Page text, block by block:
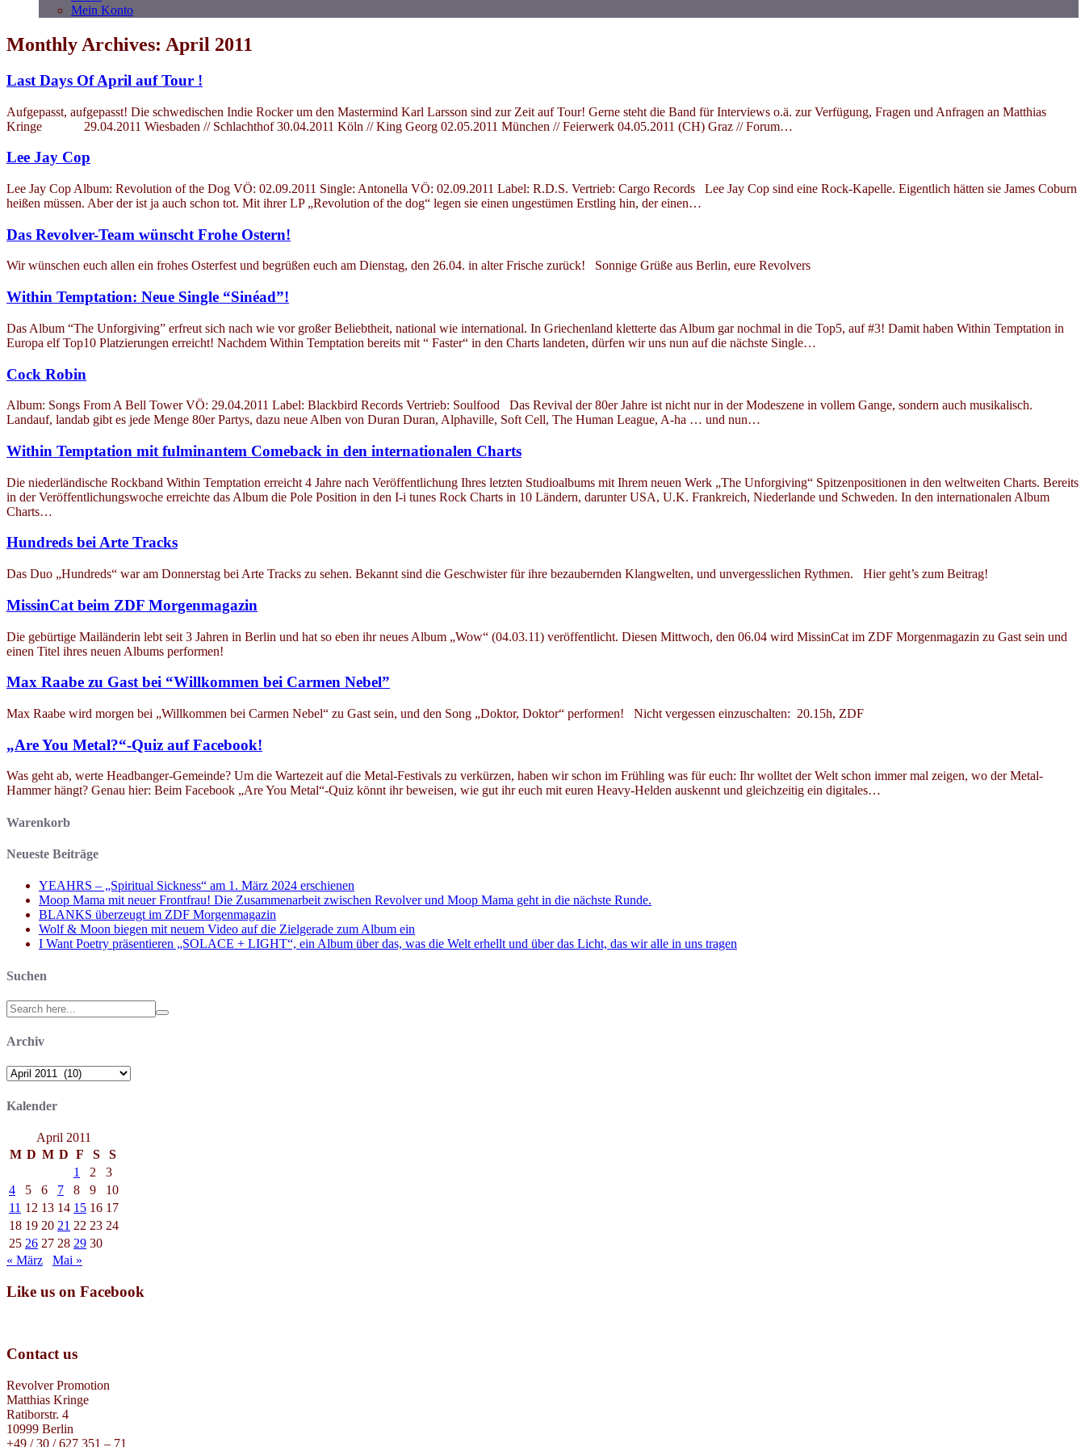
Mein Konto
Monthly Archives: April 2011
Last Days Of April auf Tour !
Aufgepasst, aufgepasst! Die schwedischen Indie Rocker um den Mastermind Karl Larsson sind zur Zeit auf Tour! Gerne steht die Band für Interviews o.ä. zur Verfügung, Fragen und Anfragen an Matthias
Kringe 29.04.2011 Wiesbaden // Schlachthof 30.04.2011 Köln // King Georg 02.05.2011 München // Feierwerk 04.05.2011 (CH) Graz // Forum…
Lee Jay Cop
Lee Jay Cop Album: Revolution of the Dog VÖ: 02.09.2011 Single: Antonella VÖ: 02.09.2011 Label: R.D.S. Vertrieb: Cargo Records Lee Jay Cop sind eine Rock-Kapelle. Eigentlich hätten sie James Coburn
heißen müssen. Aber der ist ja auch schon tot. Mit ihrer LP „Revolution of the dog“ legen sie einen ungestümen Erstling hin, der einen…
Das Revolver-Team wünscht Frohe Ostern!
Wir wünschen euch allen ein frohes Osterfest und begrüßen euch am Dienstag, den 26.04. in alter Frische zurück! Sonnige Grüße aus Berlin, eure Revolvers
Within Temptation: Neue Single “Sinéad”!
Das Album “The Unforgiving” erfreut sich nach wie vor großer Beliebtheit, national wie international. In Griechenland kletterte das Album gar nochmal in die Top5, auf #3! Damit haben Within Temptation in
Europa elf Top10 Platzierungen erreicht! Nachdem Within Temptation bereits mit “ Faster“ in den Charts landeten, dürfen wir uns nun auf die nächste Single…
Cock Robin
Album: Songs From A Bell Tower VÖ: 29.04.2011 Label: Blackbird Records Vertrieb: Soulfood Das Revival der 80er Jahre ist nicht nur in der Modeszene in vollem Gange, sondern auch musikalisch.
Landauf, landab gibt es jede Menge 80er Partys, dazu neue Alben von Duran Duran, Alphaville, Soft Cell, The Human League, A-ha … und nun…
Within Temptation mit fulminantem Comeback in den internationalen Charts
Die niederländische Rockband Within Temptation erreicht 4 Jahre nach Veröffentlichung Ihres letzten Studioalbums mit Ihrem neuen Werk „The Unforgiving“ Spitzenpositionen in den weltweiten Charts. Bereits
in der Veröffentlichungswoche erreichte das Album die Pole Position in den I-i tunes Rock Charts in 10 Ländern, darunter USA, U.K. Frankreich, Niederlande und Schweden. In den internationalen Album
Charts…
Hundreds bei Arte Tracks
Das Duo „Hundreds“ war am Donnerstag bei Arte Tracks zu sehen. Bekannt sind die Geschwister für ihre bezaubernden Klangwelten, und unvergesslichen Rythmen. Hier geht’s zum Beitrag!
MissinCat beim ZDF Morgenmagazin
Die gebürtige Mailänderin lebt seit 3 Jahren in Berlin und hat so eben ihr neues Album „Wow“ (04.03.11) veröffentlicht. Diesen Mittwoch, den 06.04 wird MissinCat im ZDF Morgenmagazin zu Gast sein und
einen Titel ihres neuen Albums performen!
Max Raabe zu Gast bei “Willkommen bei Carmen Nebel”
Max Raabe wird morgen bei „Willkommen bei Carmen Nebel“ zu Gast sein, und den Song „Doktor, Doktor“ performen! Nicht vergessen einzuschalten: 20.15h, ZDF
„Are You Metal?“-Quiz auf Facebook!
Was geht ab, werte Headbanger-Gemeinde? Um die Wartezeit auf die Metal-Festivals zu verkürzen, haben wir schon im Frühling was für euch: Ihr wolltet der Welt schon immer mal zeigen, wo der Metal-
Hammer hängt? Genau hier: Beim Facebook „Are You Metal“-Quiz könnt ihr beweisen, wie gut ihr euch mit euren Heavy-Helden auskennt und gleichzeitig ein digitales…
Warenkorb
Neueste Beiträge
YEAHRS – „Spiritual Sickness“ am 1. März 2024 erschienen
Moop Mama mit neuer Frontfrau! Die Zusammenarbeit zwischen Revolver und Moop Mama geht in die nächste Runde.
BLANKS überzeugt im ZDF Morgenmagazin
Wolf & Moon biegen mit neuem Video auf die Zielgerade zum Album ein
I Want Poetry präsentieren „SOLACE + LIGHT“, ein Album über das, was die Welt erhellt und über das Licht, das wir alle in uns tragen
Suchen
Search
for:
Archiv
Archiv
Kalender
April 2011
M D M D F S
S
1
2
3
4
5 6 7 8 9
10
11 12 13 14 15 16 17
18 19 20 21 22 23 24
25 26 27 28 29 30
« März
Mai »
Like us on Facebook
Contact us
Revolver Promotion
Matthias Kringe
Ratiborstr. 4
10999 Berlin
+49 / 30 / 627 351 – 71